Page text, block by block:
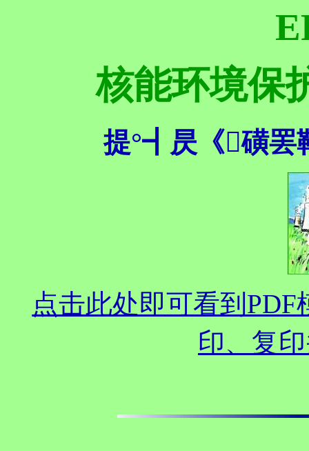
核能环境保
提°┫昃《磺罢
点击此处即可看到
印、复